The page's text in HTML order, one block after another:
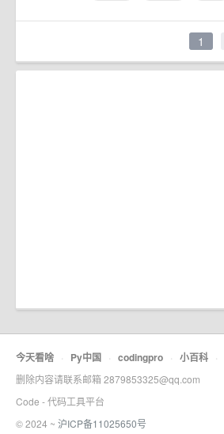
1
今天看啥 · Py中国 · codingpro · 小百科 ·
删除内容请联系邮箱 2879853325@qq.com
Code - 代码工具平台
© 2024 ~ 沪ICP备11025650号